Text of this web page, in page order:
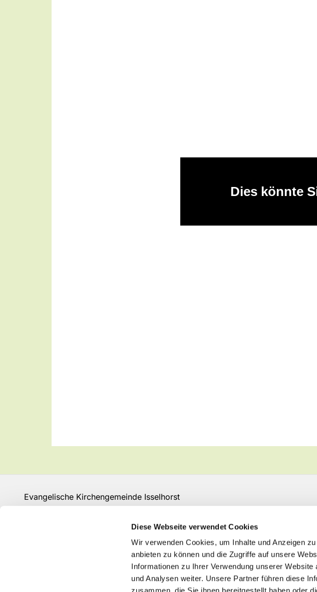
Diese Webseite verwendet Cookies
Wir verwenden Cookies, um Inhalte und Anzeigen
anbieten zu können und die Zugriffe auf unsere
Informationen zu Ihrer Verwendung unserer
und Analysen weiter. Unsere Partner führen diese
Dies könnte
Evangelische Kirchengemeinde Isselhorst
GT-KG-Isselhorst@kk-ekvw.de